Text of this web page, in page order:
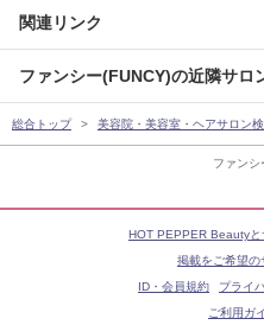
ファンシ
関連リンク
ファンシー(FUNCY)の近隣サロ
総合トップ 美容院・美容室・ヘアサロン
HOT PEPPER Beauty
掲載をご希望の
ID・会員規約
プライ
ご利用ガ